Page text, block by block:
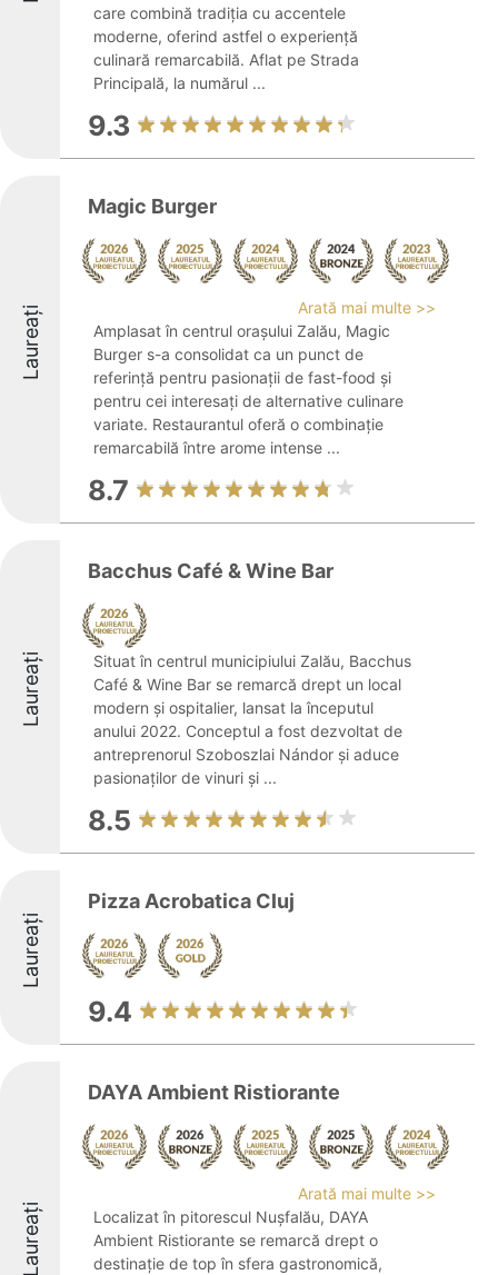
care combină tradiția cu accentele
moderne, oferind astfel o experiență
culinară remarcabilă. Aflat pe Strada
Principală, la numărul ...
9.3
Laureați
Magic Burger
Arată mai multe >>
Amplasat în centrul orașului Zalău, Magic
Burger s-a consolidat ca un punct de
referință pentru pasionații de fast-food și
pentru cei interesați de alternative culinare
variate. Restaurantul oferă o combinație
remarcabilă între arome intense ...
8.7
Laureați
Bacchus Café & Wine Bar
Situat în centrul municipiului Zalău, Bacchus
Café & Wine Bar se remarcă drept un local
modern și ospitalier, lansat la începutul
anului 2022. Conceptul a fost dezvoltat de
antreprenorul Szoboszlai Nándor și aduce
pasionaților de vinuri și ...
8.5
Laureați
Pizza Acrobatica Cluj
9.4
Laureați
DAYA Ambient Ristiorante
Arată mai multe >>
Localizat în pitorescul Nușfalău, DAYA
Ambient Ristiorante se remarcă drept o
destinație de top în sfera gastronomică,